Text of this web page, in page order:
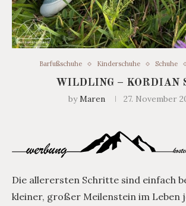
Barfußschuhe Kinderschuhe Schuhe
WILDLING – KORDIAN
byMaren 27. November
Die allerersten Schritte sind einfach
kleiner, großer Meilenstein im Leben